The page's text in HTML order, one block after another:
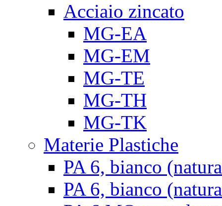
Acciaio zincato
MG-EA
MG-EM
MG-TE
MG-TH
MG-TK
Materie Plastiche
PA 6, bianco
PA 6, bianco